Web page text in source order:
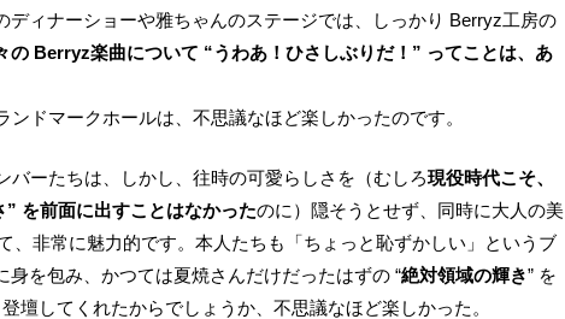
ディナーショーや雅ちゃんのステージでは、しっかり Berryz工房の
の Berryz楽曲について “うわあ！ひさしぶりだ！” ってことは、あ
ンドマークホールは、不思議なほど楽しかったのです。
バーたちは、しかし、往時の可愛らしさを（むしろ現役時代こそ、
を前面に出すことはなかったのに）隠そうとせず、同時に大人の美
、非常に魅力的です。本人たちも「ちょっと恥ずかしい」というブ
身を包み、かつては夏焼さんだけだったはずの “絶対領域の輝き” を
壇してくれたからでしょうか、不思議なほど楽しかった。